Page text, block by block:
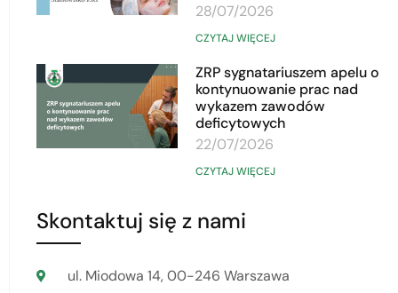
28/07/2026
CZYTAJ WIĘCEJ
ZRP sygnatariuszem apelu o
kontynuowanie prac nad
wykazem zawodów
deficytowych
22/07/2026
CZYTAJ WIĘCEJ
Skontaktuj się z nami
ul. Miodowa 14, 00-246 Warszawa